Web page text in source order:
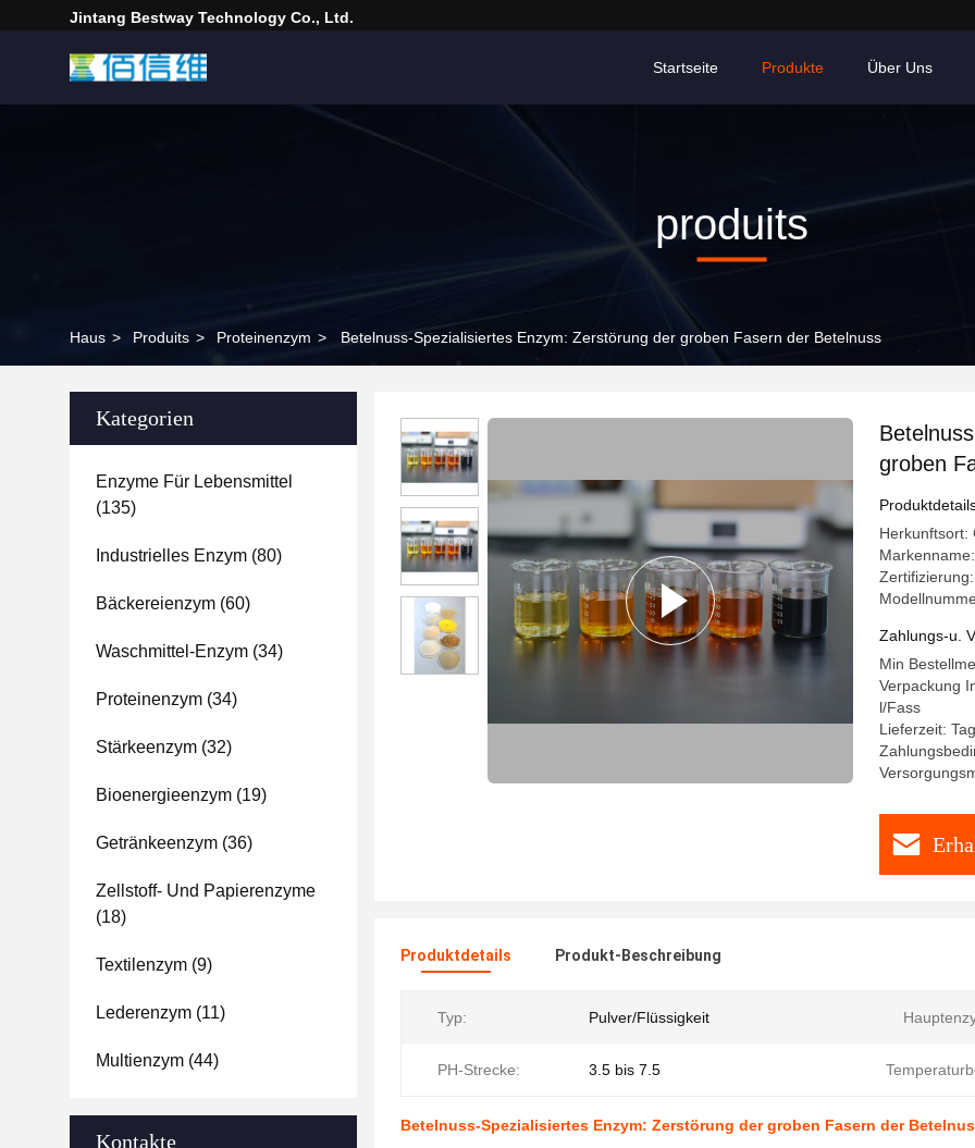
Jintang Bestway Technology Co., Ltd.
Startseite Produkte Über Uns
produits
Haus > Produits > Proteinenzym > Betelnuss-Spezialisiertes Enzym: Zerstörung der groben Fasern der Betelnuss
Kategorien
Enzyme Für Lebensmittel
(135)
Industrielles Enzym (80)
Bäckereienzym (60)
Waschmittel-Enzym (34)
Proteinenzym (34)
Stärkeenzym (32)
Bioenergieenzym (19)
Getränkeenzym (36)
Zellstoff- Und Papierenzyme
(18)
Textilenzym (9)
Lederenzym (11)
Multienzym (44)
Kontakte
groben
Herkunftsort:
Zahlungs-u.
Min
Verpackung
l/Fass
Lieferzeit:
Produktdetails Produkt-Beschreibung
Typ: Pulver/Flüssigkeit
PH-Strecke: 3.5 bis 7.5
Betelnuss-Spezialisiertes Enzym: Zerstörung der groben Fasern der